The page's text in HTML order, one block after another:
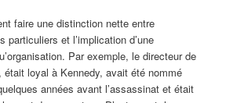
faire une distinction nette entre
particuliers et l’implication d’une
Par exemple, le directeur de
loyal à Kennedy, avait été nommé
années avant l’assassinat et était